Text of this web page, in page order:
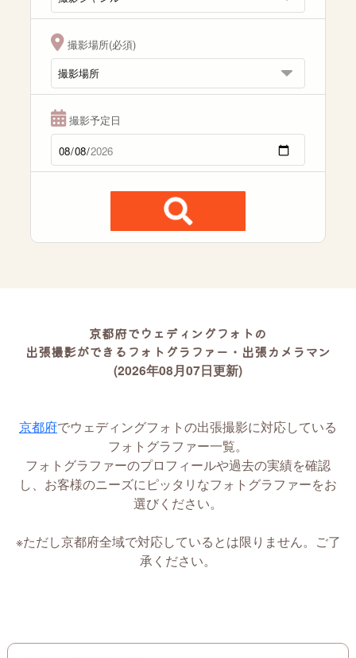
撮影場所(必須)
撮影予定日
京都府でウェディングフォトの
出張撮影ができるフォトグラファー・出張カメラマン
(2026年08月07日更新)
京都府でウェディングフォトの出張撮影に対応している
フォトグラファー一覧。
フォトグラファーのプロフィールや過去の実績を確認
し、お客様のニーズにピッタリなフォトグラファーをお
選びください。
※ただし京都府全域で対応しているとは限りません。ご了
承ください。